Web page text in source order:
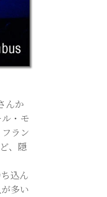
んか
・モ
ラン
、隠
込ん
多い